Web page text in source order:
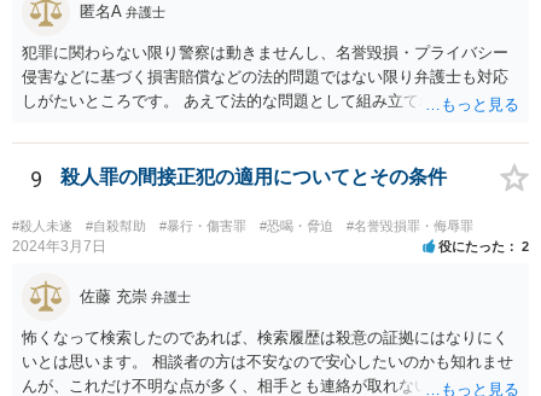
匿名A 弁護士
犯罪に関わらない限り警察は動きませんし、名誉毀損・プライバシー
侵害などに基づく損害賠償などの法的問題ではない限り弁護士も対応
しがたいところです。 あえて法的な問題として組み立てれば、迷惑な
考えられますが、発信者情報開示などで加害者の住所氏名を特定する
には最低でも３０万円以上の弁護士費用は必要になってくるかと思い
ます。ゲームではなく弁護士に課金しても、さほど面白くないのでは
ないですか。 逆に費用の点からして、加害者が訴訟を考えているとか
の話も、かなりの高確率でマユツバかなと思います。ゲーム内の結婚
し、うっかり「ﾀﾋね」とか書き込むと、自殺教唆罪が成立する可能性
がありますので気をつけてください。無視と運営への通報が現実的な
対応でしょう。
9 殺人罪の間接正犯の適用についてとその条件
#殺人未遂 #自殺幇助 #暴行・傷害罪 #恐喝・脅迫 #名誉毀損罪・侮辱罪
2024年3月7日 役にたった 2
佐藤 充崇 弁護士
怖くなって検索したのであれば、検索履歴は殺意の証拠にはなりにく
いとは思います。 相談者の方は不安なので安心したいのかも知れませ
んが、これだけ不明な点が多く、相手とも連絡が取れないとなると、